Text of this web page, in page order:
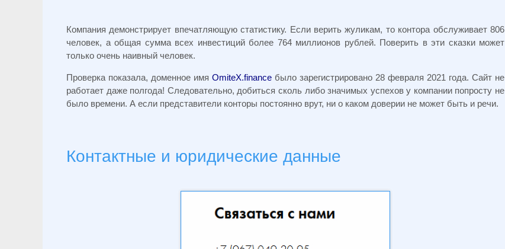
Компания демонстрирует впечатляющую статистику. Если верить жуликам, то контора обслуживает 806
человек, а общая сумма всех инвестиций более 764 миллионов рублей. Поверить в эти сказки может
только очень наивный человек.
Проверка показала, доменное имя OmiteX.finance было зарегистрировано 28 февраля 2021 года. Сайт не
работает даже полгода! Следовательно, добиться сколь либо значимых успехов у компании попросту не
было времени. А если представители конторы постоянно врут, ни о каком доверии не может быть и речи.
Контактные и юридические данные